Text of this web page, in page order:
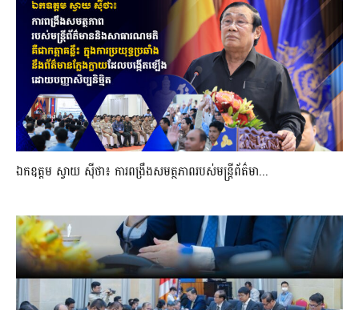
ឯកឧត្តម ស្វាយ ស៊ីថា៖ ការពង្រឹងសមត្ថភាពរបស់មន្ត្រីព័ត៌មា...